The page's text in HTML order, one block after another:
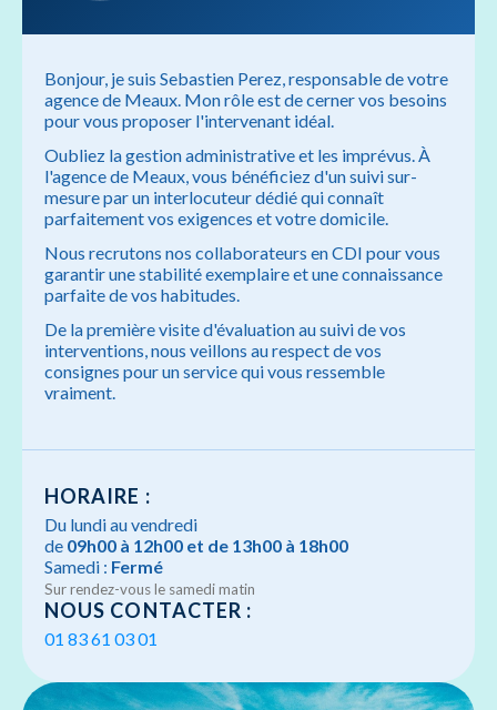
Bonjour, je suis Sebastien Perez, responsable de votre
agence de Meaux. Mon rôle est de cerner vos besoins
pour vous proposer l'intervenant idéal.
Oubliez la gestion administrative et les imprévus. À
l'agence de Meaux, vous bénéficiez d'un suivi sur-
mesure par un interlocuteur dédié qui connaît
parfaitement vos exigences et votre domicile.
Nous recrutons nos collaborateurs en CDI pour vous
garantir une stabilité exemplaire et une connaissance
parfaite de vos habitudes.
De la première visite d'évaluation au suivi de vos
interventions, nous veillons au respect de vos
consignes pour un service qui vous ressemble
vraiment.
HORAIRE :
Du lundi au vendredi
de 09h00 à 12h00 et de 13h00 à 18h00
Samedi : Fermé
Sur rendez-vous le samedi matin
NOUS CONTACTER :
01 83 61 03 01